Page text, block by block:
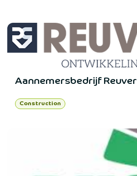
Aannemersbedrijf Reuver
Construction